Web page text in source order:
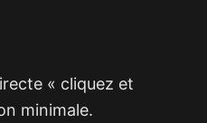
« cliquez et
minimale.